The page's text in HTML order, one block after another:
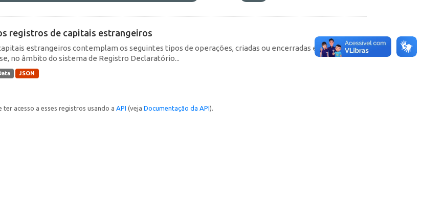
registros de capitais estrangeiros
estrangeiros contemplam os seguintes tipos de operações, criadas ou encerradas em cada
no âmbito do sistema de Registro Declaratório...
JSON
ter acesso a esses registros usando a API (veja Documentação da API).